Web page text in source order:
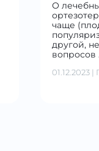
О
чаще
другой,
вопросов
01.12.2023 |